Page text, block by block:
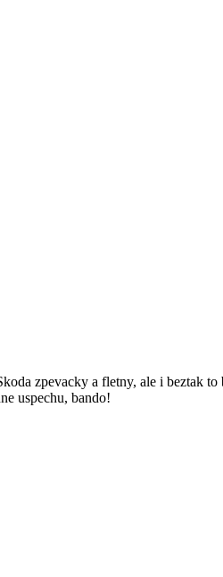
zpevacky a fletny, ale i beztak
uspechu, bando!